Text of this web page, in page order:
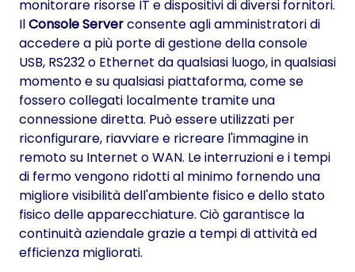
monitorare risorse IT e dispositivi di diversi fornitori.
IlConsole Serverconsente agli amministratori di
accedere a più porte di gestione della console
USB, RS232 o Ethernet da qualsiasi luogo, in qualsiasi
momento e su qualsiasi piattaforma, come se
fossero collegati localmente tramite una
connessione diretta. Può essere utilizzati per
riconfigurare, riavviare e ricreare l'immagine in
remoto su Internet o WAN. Le interruzioni e i tempi
di fermo vengono ridotti al minimo fornendo una
migliore visibilità dell'ambiente fisico e dello stato
fisico delle apparecchiature. Ciò garantisce la
continuità aziendale grazie a tempi di attività ed
efficienza migliorati.